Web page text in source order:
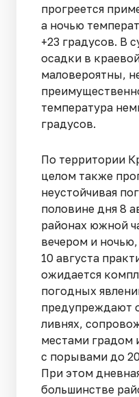
прогреется
а ночью
+23 градусов. В
осадки в
маловероятны,
температура
градусов.
По территории
целом также
неустойчивая
половине дня 8
районах южной
вечером и
10 августа
ожидается
погодных
предупреждают
ливнях,
местами градом
с порывами до
При этом
большинстве